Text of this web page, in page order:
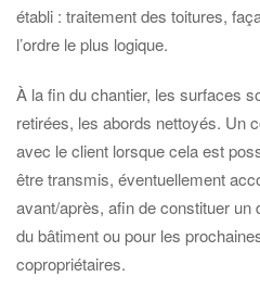
établi : traitement des toitures,
l’ordre le plus logique.
À la fin du chantier, les surfaces
retirées, les abords nettoyés. Un
avec le client lorsque cela est
être transmis, éventuellement
avant/après, afin de constituer un
du bâtiment ou pour les
copropriétaires.